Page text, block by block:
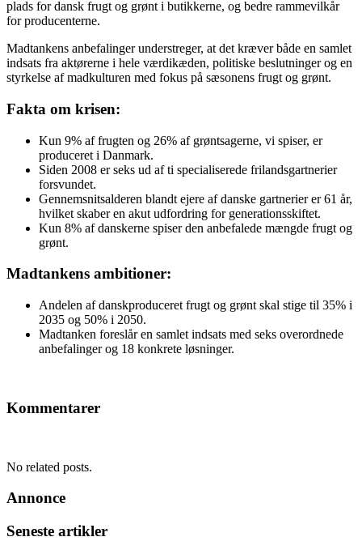
plads for dansk frugt og grønt i butikkerne, og bedre rammevilkår
for producenterne.
Madtankens anbefalinger understreger, at det kræver både en samlet
indsats fra aktørerne i hele værdikæden, politiske beslutninger og en
styrkelse af madkulturen med fokus på sæsonens frugt og grønt.
Fakta om krisen:
Kun 9% af frugten og 26% af grøntsagerne, vi spiser, er
produceret i Danmark.
Siden 2008 er seks ud af ti specialiserede frilandsgartnerier
forsvundet.
Gennemsnitsalderen blandt ejere af danske gartnerier er 61 år,
hvilket skaber en akut udfordring for generationsskiftet.
Kun 8% af danskerne spiser den anbefalede mængde frugt og
grønt.
Madtankens ambitioner:
Andelen af danskproduceret frugt og grønt skal stige til 35% i
2035 og 50% i 2050.
Madtanken foreslår en samlet indsats med seks overordnede
anbefalinger og 18 konkrete løsninger.
Kommentarer
No related posts.
Annonce
Seneste artikler